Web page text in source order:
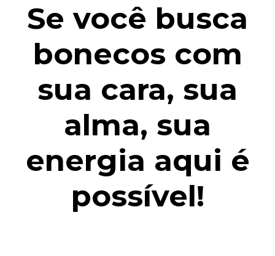
Se você busca
bonecos com
sua cara, sua
alma, sua
energia aqui é
possível!